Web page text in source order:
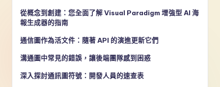
從概念到創建：您全面了解 Visual Paradigm 增強型 AI 海
報生成器的指南
通信圖作為活文件：隨著 API 的演進更新它們
溝通圖中常見的錯誤，讓後端團隊感到困惑
深入探討通訊圖符號：開發人員的速查表